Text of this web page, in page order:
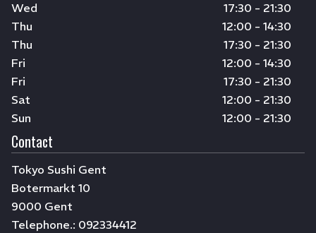
Wed
17:30 - 21:30
Thu
12:00 - 14:30
Thu
17:30 - 21:30
Fri
12:00 - 14:30
Fri
17:30 - 21:30
Sat
12:00 - 21:30
Sun
12:00 - 21:30
Contact
Tokyo Sushi Gent
Botermarkt 10
9000 Gent
Telephone.: 092334412